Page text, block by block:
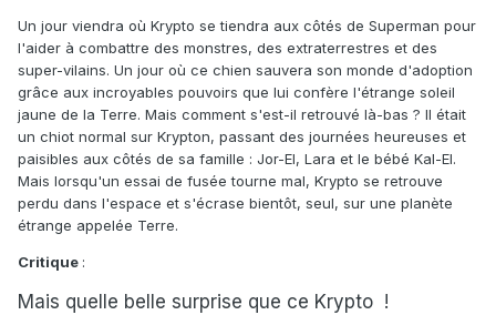
Un jour viendra où Krypto se tiendra aux côtés de Superman pour
l'aider à combattre des monstres, des extraterrestres et des
super-vilains. Un jour où ce chien sauvera son monde d'adoption
grâce aux incroyables pouvoirs que lui confère l'étrange soleil
jaune de la Terre. Mais comment s'est-il retrouvé là-bas ? Il était
un chiot normal sur Krypton, passant des journées heureuses et
paisibles aux côtés de sa famille : Jor-El, Lara et le bébé Kal-El.
Mais lorsqu'un essai de fusée tourne mal, Krypto se retrouve
perdu dans l'espace et s'écrase bientôt, seul, sur une planète
étrange appelée Terre.
Critique :
Mais quelle belle surprise que ce Krypto !